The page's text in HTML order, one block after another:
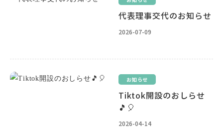
代表理事交代のお知らせ
2026-07-09
お知らせ
Tiktok開設のおしらせ
🎵🎈
2026-04-14